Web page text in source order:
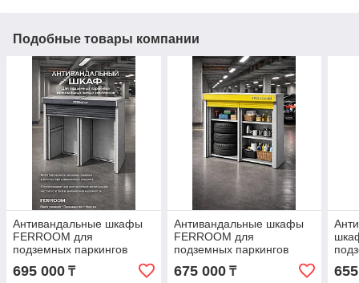
Подобные товары компании
Антивандальные шкафы
FERROOM для
подземных паркингов
(2000х2000х800) (без
стеллажей)
695 000 ₸
Антивандальные шкафы
FERROOM для
подземных паркингов
(2000х1800х800) (2
стеллажа)
675 000₸
800